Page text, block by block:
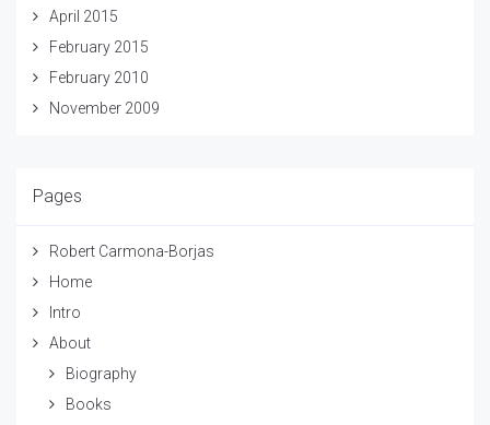
April 2015
February 2015
February 2010
November 2009
Pages
Robert Carmona-Borjas
Home
Intro
About
Biography
Books